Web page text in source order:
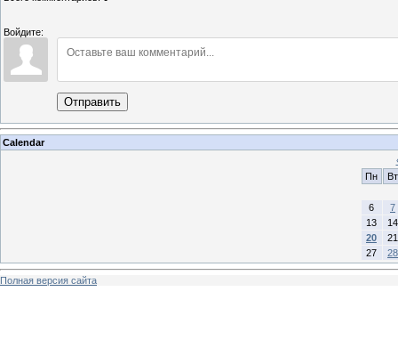
Войдите:
Отправить
Calendar
Пн
Вт
6
7
13
14
20
21
27
28
Полная версия сайта